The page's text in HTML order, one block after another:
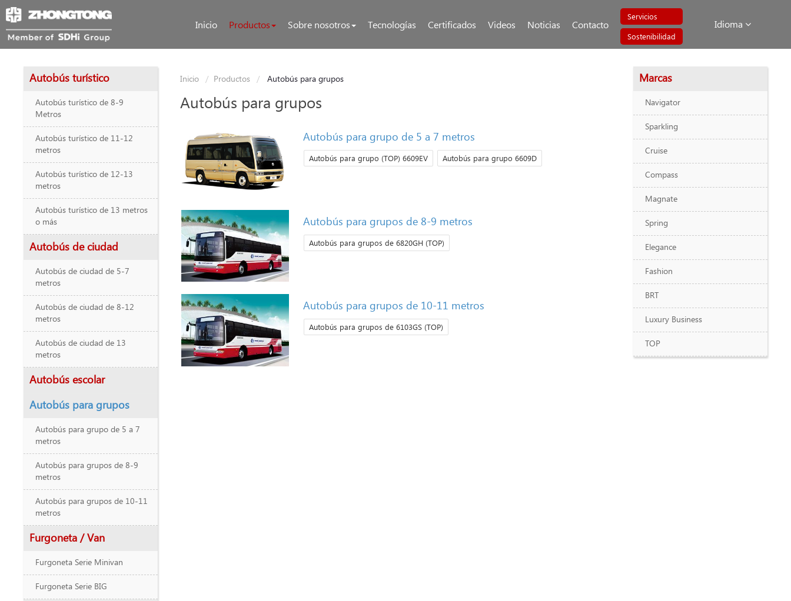
Idioma
Inicio Productos Sobre nosotros Tecnologías Certificados Videos Noticias Contacto
Servicios
Sostenibilidad
Autobús turístico
Autobús turístico de 8-9
Metros
Autobús turístico de 11-12
metros
Autobús turístico de 12-13
metros
Autobús turístico de 13 metros
o más
Autobús de ciudad
Autobús de ciudad de 5-7
metros
Autobús de ciudad de 8-12
metros
Autobús de ciudad de 13
metros
Autobús escolar
Autobús para grupos
Autobús para grupo de 5 a 7
metros
Autobús para grupos de 8-9
metros
Autobús para grupos de 10-11
metros
Furgoneta / Van
Furgoneta Serie Minivan
Furgoneta Serie BIG
Inicio Productos Autobús para grupos
Autobús para grupos
Autobús para grupo de 5 a 7 metros
Autobús para grupo (TOP) 6609EV Autobús para grupo 6609D
Autobús para grupos de 8-9 metros
Autobús para grupos de 6820GH (TOP)
Autobús para grupos de 10-11 metros
Autobús para grupos de 6103GS (TOP)
Marcas
Navigator
Sparkling
Cruise
Compass
Magnate
Spring
Elegance
Fashion
BRT
Luxury Business
TOP